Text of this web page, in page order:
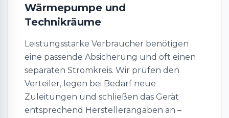
Wärmepumpe und
Technikräume
Leistungsstarke Verbraucher benötigen
eine passende Absicherung und oft einen
separaten Stromkreis. Wir prüfen den
Verteiler, legen bei Bedarf neue
Zuleitungen und schließen das Gerät
entsprechend Herstellerangaben an –